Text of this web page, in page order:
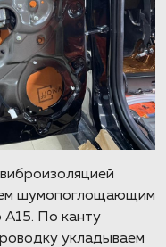
шумопоглощающим
По канту
укладываем